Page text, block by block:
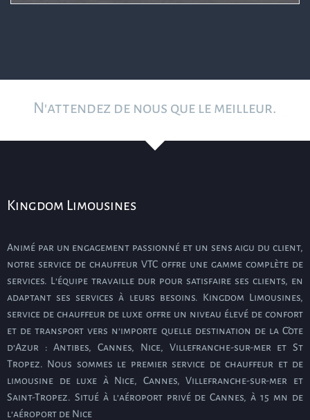
N'attendez de nous que le meilleur.
Kingdom Limousines
Animé par un engagement passionné et un sens aigu du client,
notre service de chauffeur VTC offre une gamme complète de
services. L’équipe travaille dur pour satisfaire ses clients, en
adaptant ses services à leurs besoins. Kingdom Limousines,
service de chauffeur de luxe offre un niveau élevé de confort
et de transport vers n’importe quelle destination de la Côte
d’Azur : Antibes, Cannes, Nice, Villefranche-sur-mer et St
Tropez. Nous sommes le premier service de chauffeur et de
limousine de luxe à Nice, Cannes, Villefranche-sur-mer et
Saint-Tropez. Situé à l’aéroport privé de Cannes, à 15 mn de
l’aéroport de Nice